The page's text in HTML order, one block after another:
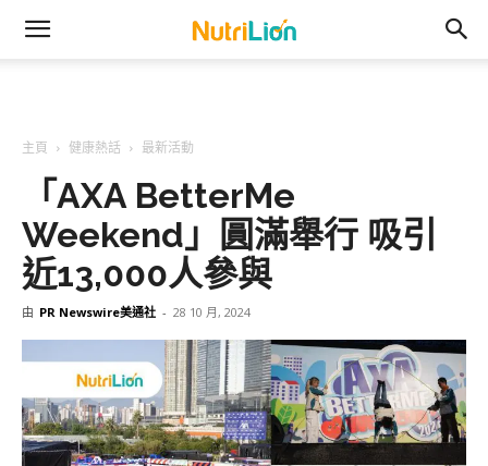
主頁 健康熱話 最新活動
「AXA BetterMe
Weekend」圓滿舉行 吸引
近13,000人參與
由 PR Newswire美通社 - 28 10 月, 2024